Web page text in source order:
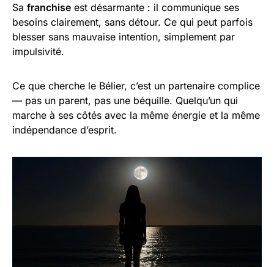
Sa franchise est désarmante : il communique ses
besoins clairement, sans détour. Ce qui peut parfois
blesser sans mauvaise intention, simplement par
impulsivité.
Ce que cherche le Bélier, c’est un partenaire complice
— pas un parent, pas une béquille. Quelqu’un qui
marche à ses côtés avec la même énergie et la même
indépendance d’esprit.